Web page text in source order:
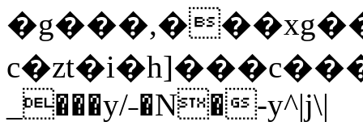
_���y/˗�N�-y^|j\|